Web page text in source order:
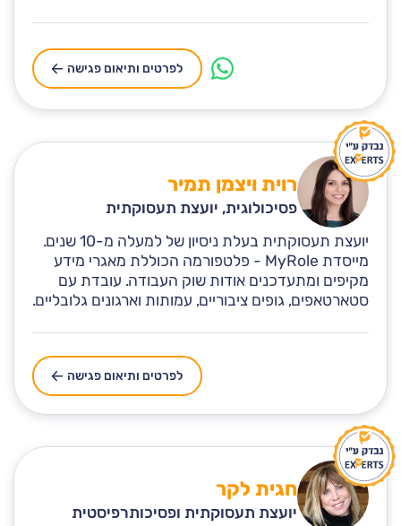
לפרטים ותיאום פגישה
רוית ויצמן תמיר
פסיכולוגית, יועצת תעסוקתית
יועצת תעסוקתית בעלת ניסיון של למעלה מ-10 שנים.
מייסדת MyRole - פלטפורמה הכוללת מאגרי מידע
מקיפים ומתעדכנים אודות שוק העבודה. עובדת עם
סטארטאפים, גופים ציבוריים, עמותות וארגונים גלובליים.
לפרטים ותיאום פגישה
חגית לקר
יועצת תעסוקתית ופסיכותרפיסטית